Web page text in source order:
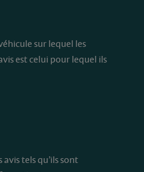
sur lequel les
est celui pour lequel ils
tels qu’ils sont